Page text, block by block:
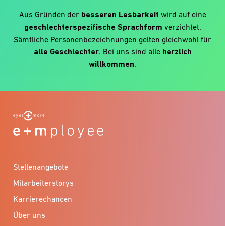
Aus Gründen der besseren Lesbarkeit wird auf eine
geschlechterspezifische Sprachform verzichtet.
Sämtliche Personenbezeichnungen gelten gleichwohl für
alle Geschlechter. Bei uns sind alle herzlich
willkommen.
Stellenangebote
Mitarbeiterstorys
Karrierechancen
Über uns